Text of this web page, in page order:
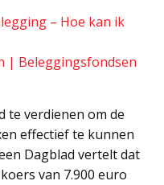
– Hoe kan ik
| Beleggingsfondsen
te verdienen om de
effectief te kunnen
Dagblad vertelt dat
van 7.900 euro